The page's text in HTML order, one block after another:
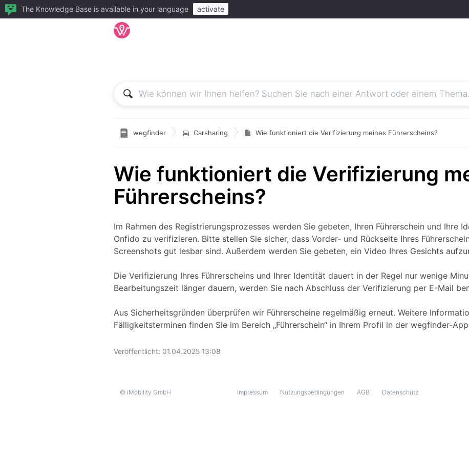
The Knowledge Base is available in your language activate
wegfinder  Carsharing Wie funktioniert die Verifizierung meines Führerscheins?
Wie funktioniert die Verifizierung
Führerscheins?
Im Rahmen des Registrierungsprozesses werden Sie gebeten, Ihren Führerschein und Ihre
Onfido zu verifizieren. Bitte stellen Sie sicher, dass Vorder- und Rückseite Ihres
Screenshots gut lesbar sind. Außerdem werden Sie gebeten, ein Video Ihres Gesichts
Die Verifizierung Ihres Führerscheins und Ihrer Identität dauert in der Regel nur wenige
Bearbeitungszeit länger dauern, werden Sie nach Abschluss der Verifizierung per E-Mail
Aus Sicherheitsgründen überprüfen wir Führerscheine regelmäßig erneut. Weitere
Fälligkeitsterminen finden Sie im Bereich „Führerschein“ in Ihrem Profil in der wegfinder-
Veröffentlicht: 01.04.2025 13:08
© iMobility GmbH Impressum Nutzungsbedingungen AGB Datenschutz